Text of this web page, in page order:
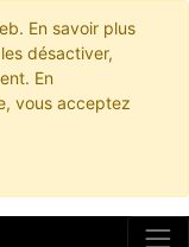
En savoir plus
désactiver,
En
vous acceptez